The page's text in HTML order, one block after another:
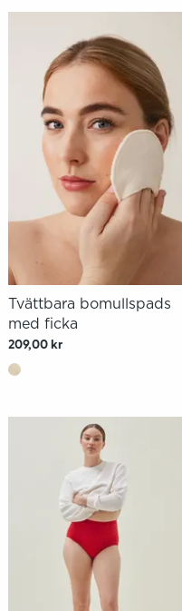
Tvättbara bomullspads
med ficka
209,00 kr